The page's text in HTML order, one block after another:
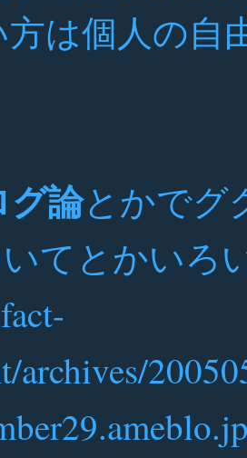
方は個人の
グ論とかでグ
てとかいろ
archives/